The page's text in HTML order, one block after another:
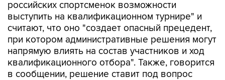
российских спортсменок возможности
выступить на квалификационном турнире" и
считают, что оно "создает опасный прецедент,
при котором административные решения могут
напрямую влиять на состав участников и ход
квалификационного отбора". Также, говорится
в сообщении, решение ставит под вопрос